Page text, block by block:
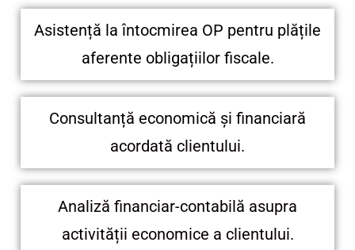
Asistență la întocmirea OP pentru plățile
aferente obligațiilor fiscale.
Consultanță economică și financiară
acordată clientului.
Analiză financiar-contabilă asupra
activității economice a clientului.